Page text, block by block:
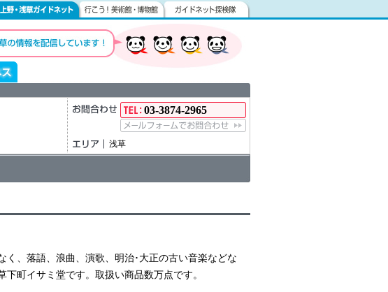
03-3874-2965
浅草
く、落語、浪曲、演歌、明治･大正の古い音楽などな
下町イサミ堂です。取扱い商品数万点です。